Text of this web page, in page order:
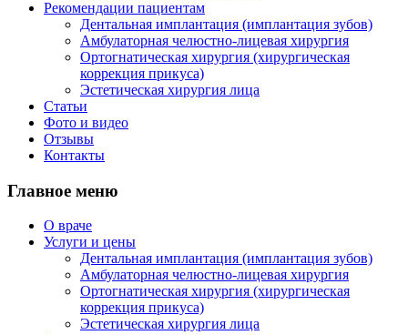
Рекомендации пациентам
Дентальная имплантация (имплантация зубов)
Амбулаторная челюстно-лицевая хирургия
Ортогнатическая хирургия (хирургическая
коррекция прикуса)
Эстетическая хирургия лица
Статьи
Фото и видео
Отзывы
Контакты
Главное меню
О враче
Услуги и цены
Дентальная имплантация (имплантация зубов)
Амбулаторная челюстно-лицевая хирургия
Ортогнатическая хирургия (хирургическая
коррекция прикуса)
Эстетическая хирургия лица